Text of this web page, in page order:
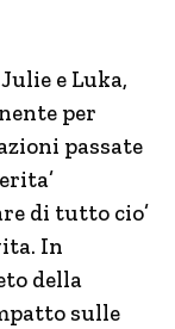
e Luka,
per
passate
di tutto cio’
In
della
sulle